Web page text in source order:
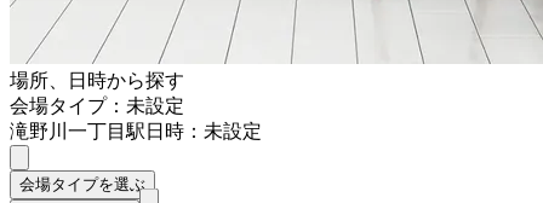
場所、日時から探す
会場タイプ：未設定
滝野川一丁目駅日時：未設定
会場タイプを選ぶ